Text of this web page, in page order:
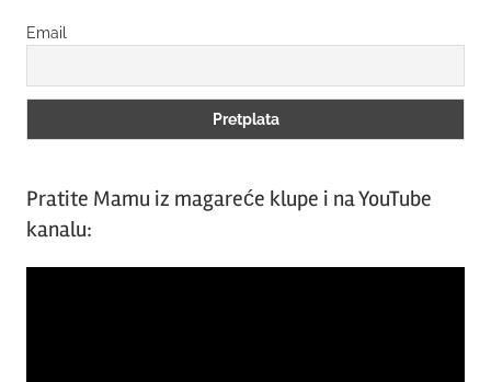
Email
Pratite Mamu iz magareće klupe i na YouTube
kanalu: